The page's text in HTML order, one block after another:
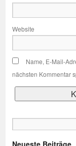
Website
Name, E-Mail-
nächsten Kommentar